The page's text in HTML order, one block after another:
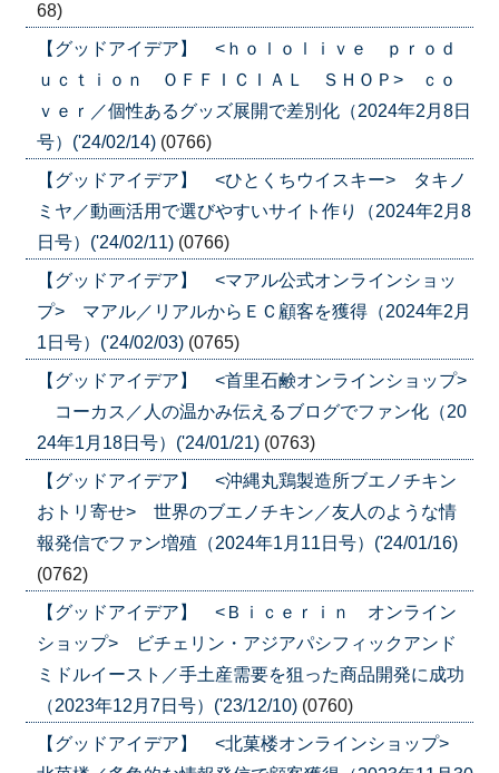
68)
【グッドアイデア】 <ｈｏｌｏｌｉｖｅ ｐｒｏｄ
ｕｃｔｉｏｎ ＯＦＦＩＣＩＡＬ ＳＨＯＰ> ｃｏ
ｖｅｒ／個性あるグッズ展開で差別化（2024年2月8日
号）('24/02/14) (0766)
【グッドアイデア】 <ひとくちウイスキー> タキノ
ミヤ／動画活用で選びやすいサイト作り（2024年2月8
日号）('24/02/11) (0766)
【グッドアイデア】 <マアル公式オンラインショッ
プ> マアル／リアルからＥＣ顧客を獲得（2024年2月
1日号）('24/02/03) (0765)
【グッドアイデア】 <首里石鹸オンラインショップ>
コーカス／人の温かみ伝えるブログでファン化（20
24年1月18日号）('24/01/21) (0763)
【グッドアイデア】 <沖縄丸鶏製造所ブエノチキン
おトリ寄せ> 世界のブエノチキン／友人のような情
報発信でファン増殖（2024年1月11日号）('24/01/16)
(0762)
【グッドアイデア】 <Ｂｉｃｅｒｉｎ オンライン
ショップ> ビチェリン・アジアパシフィックアンド
ミドルイースト／手土産需要を狙った商品開発に成功
（2023年12月7日号）('23/12/10) (0760)
【グッドアイデア】 <北菓楼オンラインショップ>